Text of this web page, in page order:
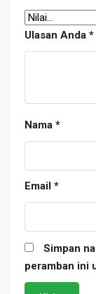
Ulasan Anda *
Nama *
Email *
Simpan
peramban ini